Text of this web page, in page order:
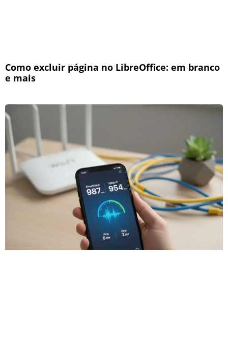
Como excluir página no LibreOffice: em branco
e mais